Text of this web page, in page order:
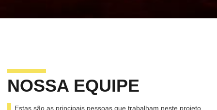
NOSSA EQUIPE
Estas são as principais pessoas que trabalham neste projeto